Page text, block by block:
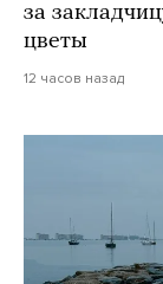
за
цветы
12 часов назад